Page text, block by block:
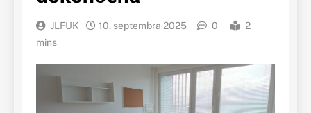
JLFUK 10. septembra 2025 0
2
mins